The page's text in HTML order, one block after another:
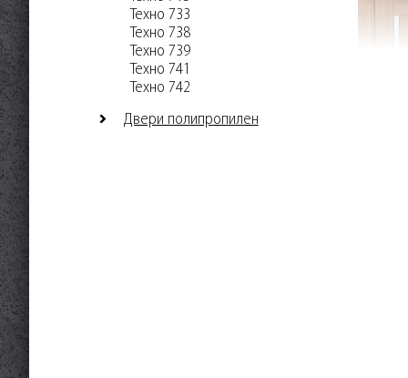
Техно 733
Техно 738
Техно 739
Техно 741
Техно 742
Двери полипропилен